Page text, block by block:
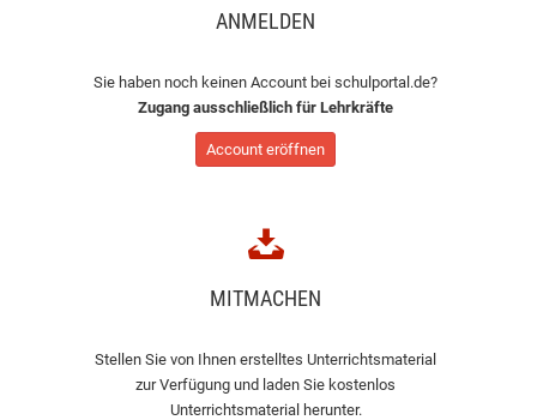
ANMELDEN
Sie haben noch keinen Account bei schulportal.de?
Zugang ausschließlich für Lehrkräfte
Account eröffnen
MITMACHEN
Stellen Sie von Ihnen erstelltes Unterrichtsmaterial
zur Verfügung und laden Sie kostenlos
Unterrichtsmaterial herunter.